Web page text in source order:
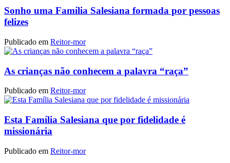
Sonho uma Família Salesiana formada por pessoas
felizes
Publicado em Reitor-mor
As crianças não conhecem a palavra “raça”
Publicado em Reitor-mor
Esta Família Salesiana que por fidelidade é
missionária
Publicado em Reitor-mor